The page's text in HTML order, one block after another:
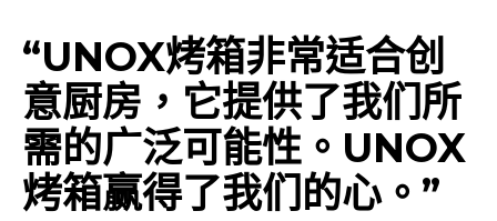
“UNOX烤箱非常适合创
意厨房，它提供了我们所
需的广泛可能性。UNOX
烤箱赢得了我们的心。”